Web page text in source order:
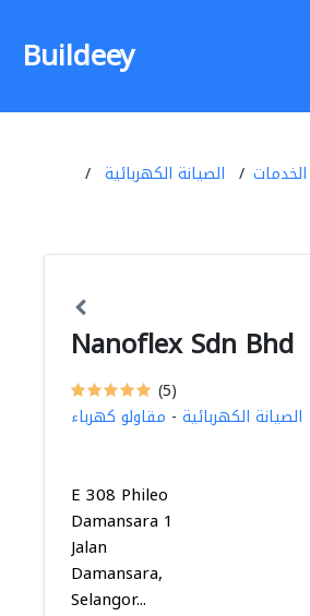
Buildeey
الخدمات
الصيانة الكهربائية
Nanoflex Sdn Bhd
(5)
الصيانة الكهربائية - مقاولو كهرباء
E 308 Phileo
Damansara 1
Jalan
Damansara,
Selangor...